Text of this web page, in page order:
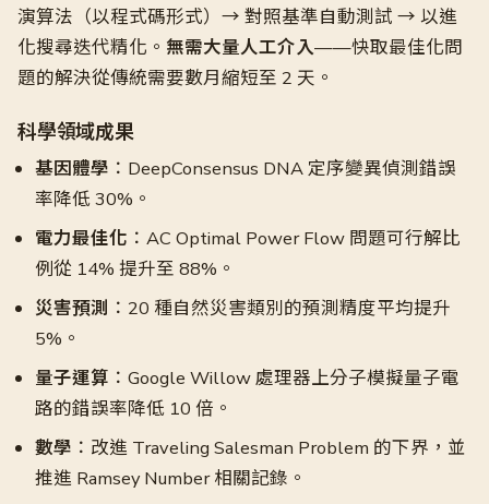
演算法（以程式碼形式）→ 對照基準自動測試 → 以進
化搜尋迭代精化。 無需大量人工介入——快取最佳化問
題的解決從傳統需要數月縮短至 2 天。
科學領域成果
基因體學 ：DeepConsensus DNA 定序變異偵測錯誤
率降低 30%。
電力最佳化 ：AC Optimal Power Flow 問題可行解比
例從 14% 提升至 88%。
災害預測 ：20 種自然災害類別的預測精度平均提升
5%。
量子運算 ：Google Willow 處理器上分子模擬量子電
路的錯誤率降低 10 倍。
數學 ：改進 Traveling Salesman Problem 的下界，並
推進 Ramsey Number 相關記錄。